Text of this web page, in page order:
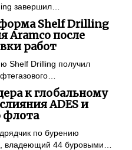
завершил…
Shelf Drilling
Aramco после
работ
Shelf Drilling получил
к глобальному
ADES и
флота
по бурению
владеющий 44 буровыми…